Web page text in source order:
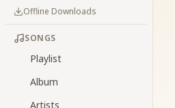
Offline Downloads
SONGS
Playlist
Album
Artists